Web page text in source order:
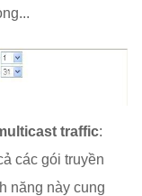
traffic:
các gói truyền
năng này cung